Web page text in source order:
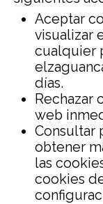
Aceptar
visualizar
cualquier
días.
Rechazar
web
Consultar
obtener
las
cookies